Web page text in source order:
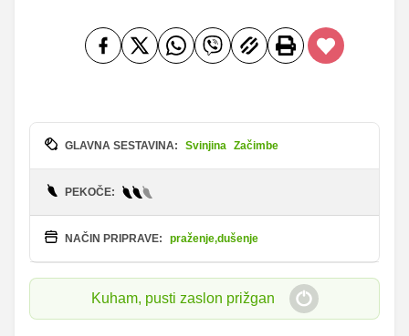
GLAVNA SESTAVINA: Svinjina Začimbe
PEKOČE:
NAČIN PRIPRAVE: praženje,dušenje
Kuham, pusti zaslon prižgan